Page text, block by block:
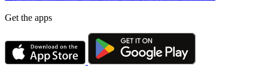
Get the apps